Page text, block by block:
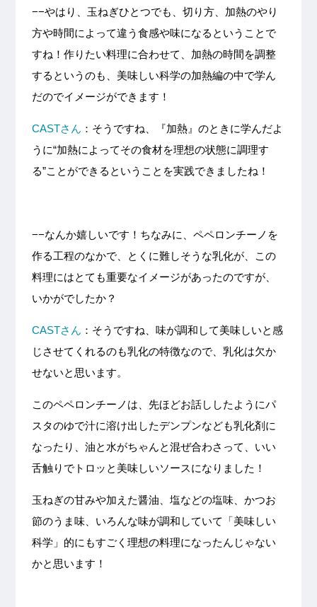
−−やはり、玉ねぎひとつでも、切り方、加熱のやり
方や時間によって違う食感や味になるということで
すね！作りたい料理に合わせて、加熱の時間を調整
するというのも、美味しい科学の加熱編の中で学ん
だのでイメージができます！
CASTさん ：そうですね、『加熱』のときに学んだよ
うに“加熱によってその食材を理想の状態に調理す
る”ことができるということを実践できましたね！
−−なんか嬉しいです！ちなみに、ペペロンチーノを
作る工程のなかで、とくに難しそうな乳化が、この
料理にはとても重要なイメージがあったのですが、
いかがでしたか？
CASTさん ：そうですね、味が調和して美味しいと感
じさせてくれるのも乳化の特徴なので、乳化は欠か
せないと思います。
このペペロンチーノは、先ほどお話ししたようにパ
スタのゆで汁に溶け出したデンプンなども乳化剤に
なったり、油と水がちゃんと混ぜ合わさって、いい
舌触りでトロッと美味しいソースになりました！
玉ねぎの甘みや加えた醤油、塩などの塩味、かつお
節のうま味、いろんな味が調和していて「美味しい
科学」的にもすごく理想の料理になったんじゃない
かと思います！